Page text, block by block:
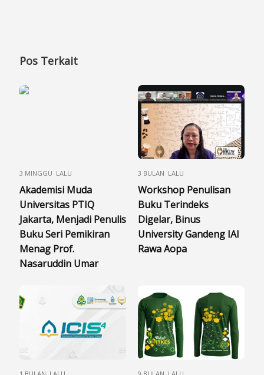
Pos Terkait
3 MINGGU LALU
Akademisi Muda
Universitas PTIQ
Jakarta, Menjadi Penulis
Buku Seri Pemikiran
Menag Prof.
Nasaruddin Umar
3 BULAN LALU
Workshop Penulisan
Buku Terindeks
Digelar, Binus
University Gandeng IAI
Rawa Aopa